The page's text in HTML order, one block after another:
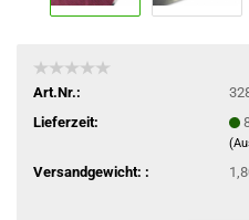
Art.Nr.:
Lieferzeit:
Versandgewicht: :